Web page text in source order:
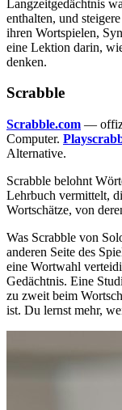
Langzeitgedächtnis
enthalten, und
ihren Wortspielen,
eine Lektion darin,
denken.
Scrabble
Scrabble.com —
Computer.
Alternative.
Scrabble belohnt
Lehrbuch vermittelt,
Wortschätze, von
Was Scrabble von
anderen Seite des
eine Wortwahl
Gedächtnis. Eine
zu zweit beim
ist. Du lernst mehr,